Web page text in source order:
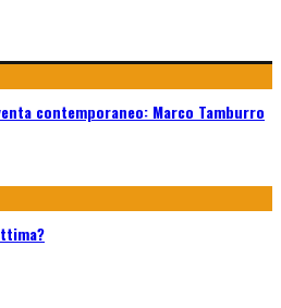
contemporaneo: Marco Tamburro